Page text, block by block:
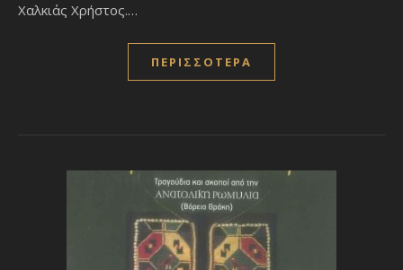
Χαλκιάς Χρήστος.…
ΠΕΡΙΣΣΌΤΕΡΑ